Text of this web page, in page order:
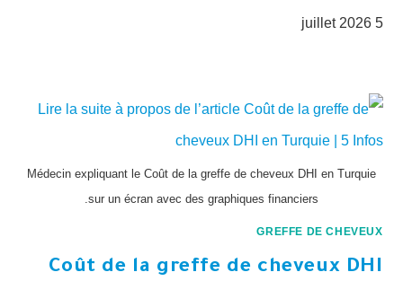
5 juillet 2026
Médecin expliquant le Coût de la greffe de cheveux DHI en Turquie
sur un écran avec des graphiques financiers.
GREFFE DE CHEVEUX
Coût de la greffe de cheveux DHI